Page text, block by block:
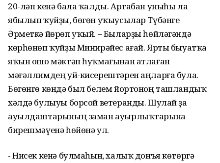
20-ләп кенә бала ҡалды. Артабан уныһы ла
ябылып ҡуйҙы, бөгөн уҡыусылар Түбәнге
Әрметкә йөрөп уҡый. – Быларҙы һөйләгәндә
көрһөнөп ҡуйҙы Минирәйес ағай. Ярты быуатҡа
яҡын ошо мәктәп һуҡмағынан атлаған
мәғәллимдең уй-кисерештәрен аңларға була.
Бөгөнгө көндә был белем йортоноң ташландыҡ
хәлдә булыуы борсой ветеранды. Шулай ҙа
ауылдаштарының заман ауырлыҡтарына
бирешмәүенә һөйөнә ул.
- Нисек кенә булмаһын, халыҡ донъя көтөргә